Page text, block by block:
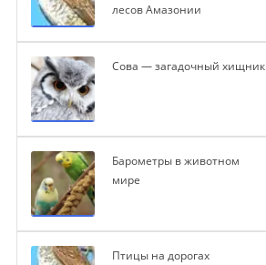
лесов Амазонии
Сова — загадочный хищник
Барометры в животном
мире
Птицы на дорогах